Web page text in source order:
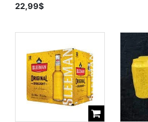
22,99$